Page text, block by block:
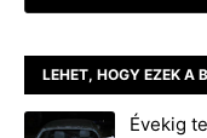
LEHET, HOGY EZEK A
Évekig